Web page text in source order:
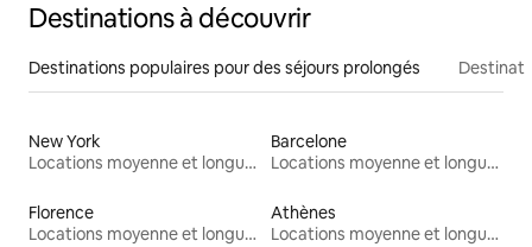
Destinations à découvrir
Destinations populaires pour des séjours prolongés
New York
Locations moyenne et longue durée
Barcelone
Locations moyenne et longue durée
Florence
Locations moyenne et longue durée
Athènes
Locations moyenne et longue durée